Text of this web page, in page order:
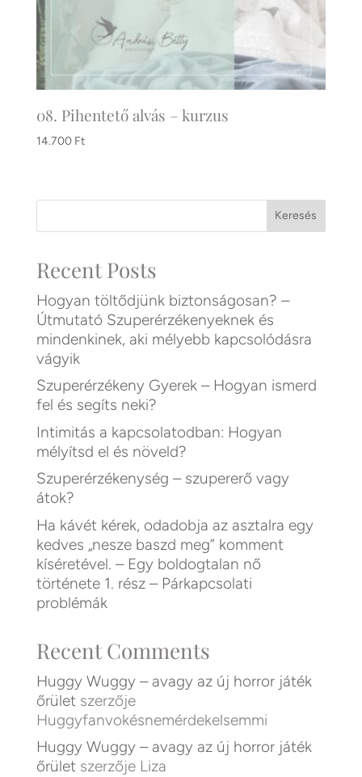
08. Pihentető alvás – kurzus
14.700 Ft
Keresés
Recent Posts
Hogyan töltődjünk biztonságosan? –
Útmutató Szuperérzékenyeknek és
mindenkinek, aki mélyebb kapcsolódásra
vágyik
Szuperérzékeny Gyerek – Hogyan ismerd
fel és segíts neki?
Intimitás a kapcsolatodban: Hogyan
mélyítsd el és növeld?
Szuperérzékenység – szupererő vagy
átok?
Ha kávét kérek, odadobja az asztalra egy
kedves „nesze baszd meg” komment
kíséretével. – Egy boldogtalan nő
története 1. rész – Párkapcsolati
problémák
Recent Comments
Huggy Wuggy – avagy az új horror játék
őrület szerzője
Huggyfanvokésnemérdekelsemmi
Huggy Wuggy – avagy az új horror játék
őrületszerzője Liza